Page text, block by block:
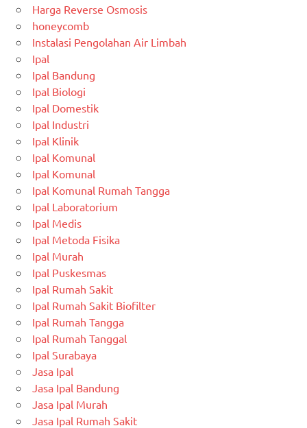
Harga Reverse Osmosis
honeycomb
Instalasi Pengolahan Air Limbah
Ipal
Ipal Bandung
Ipal Biologi
Ipal Domestik
Ipal Industri
Ipal Klinik
Ipal Komunal
Ipal Komunal
Ipal Komunal Rumah Tangga
Ipal Laboratorium
Ipal Medis
Ipal Metoda Fisika
Ipal Murah
Ipal Puskesmas
Ipal Rumah Sakit
Ipal Rumah Sakit Biofilter
Ipal Rumah Tangga
Ipal Rumah Tanggal
Ipal Surabaya
Jasa Ipal
Jasa Ipal Bandung
Jasa Ipal Murah
Jasa Ipal Rumah Sakit